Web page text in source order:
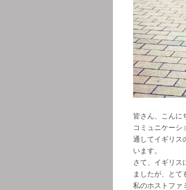
皆さん、こんに
コミュニケーシ
通してイギリス
います。
さて、イギリス
ましたが、とて
私のホストファ